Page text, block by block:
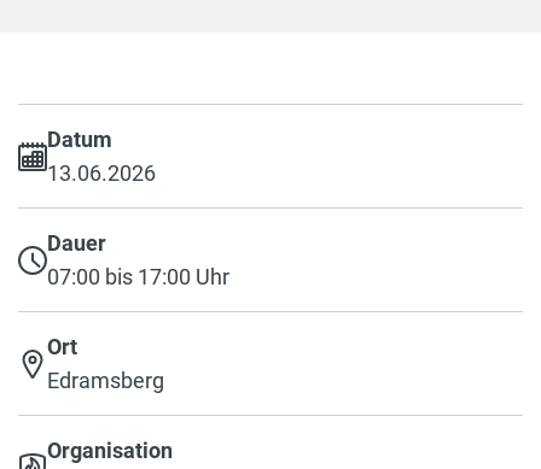
Datum
13.06.2026
Dauer
07:00 bis 17:00 Uhr
Ort
Edramsberg
Organisation